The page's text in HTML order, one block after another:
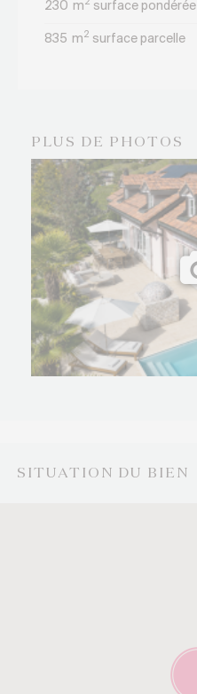
230 m2 surface pondérée
835 m2 surface parcelle
PLUS DE PHOTOS
SITUATION DU BIEN